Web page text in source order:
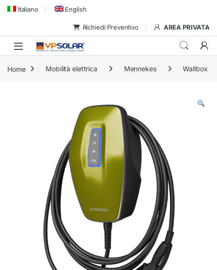
Skip to navigation
Skip to content
Italiano English
Richiedi Preventivo AREA PRIVATA
Home Mobilità elettrica Mennekes Wallbox